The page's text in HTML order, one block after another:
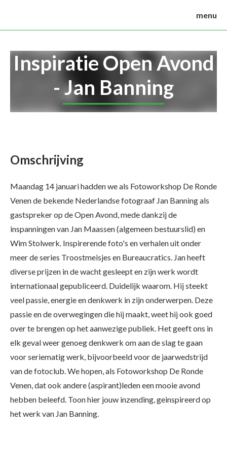
menu
Inspiratie Open Avond
- Jan Banning
Omschrijving
Maandag 14 januari hadden we als Fotoworkshop De Ronde
Venen de bekende Nederlandse fotograaf Jan Banning als
gastspreker op de Open Avond, mede dankzij de
inspanningen van Jan Maassen (algemeen bestuurslid) en
Wim Stolwerk. Inspirerende foto's en verhalen uit onder
meer de series Troostmeisjes en Bureaucratics. Jan heeft
diverse prijzen in de wacht gesleept en zijn werk wordt
internationaal gepubliceerd. Duidelijk waarom. Hij steekt
veel passie, energie en denkwerk in zijn onderwerpen. Deze
passie en de overwegingen die hij maakt, weet hij ook goed
over te brengen op het aanwezige publiek. Het geeft ons in
elk geval weer genoeg denkwerk om aan de slag te gaan
voor seriematig werk, bijvoorbeeld voor de jaarwedstrijd
van de fotoclub. We hopen, als Fotoworkshop De Ronde
Venen, dat ook andere (aspirant)leden een mooie avond
hebben beleefd. Toon hier jouw inzending, geinspireerd op
het werk van Jan Banning.